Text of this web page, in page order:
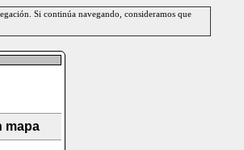
Si continúa navegando, consideramos que
mapa